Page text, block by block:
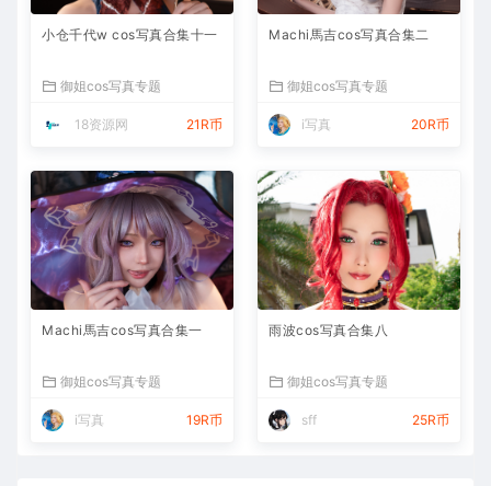
小仓千代w cos写真合集十一
御姐cos写真专题
18资源网 21R币
Machi馬吉cos写真合集二
御姐cos写真专题
i写真 20R币
Machi馬吉cos写真合集一
御姐cos写真专题
i写真 19R币
雨波cos写真合集八
御姐cos写真专题
sff 25R币